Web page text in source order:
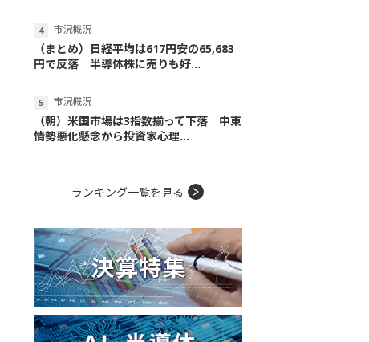
市況概況
（まとめ）日経平均は617円安の65,683
円で反落 半導体株に売りも好...
市況概況
（朝）米国市場は3指数揃って下落 中東
情勢悪化懸念から投資家心理...
ランキング一覧を見る